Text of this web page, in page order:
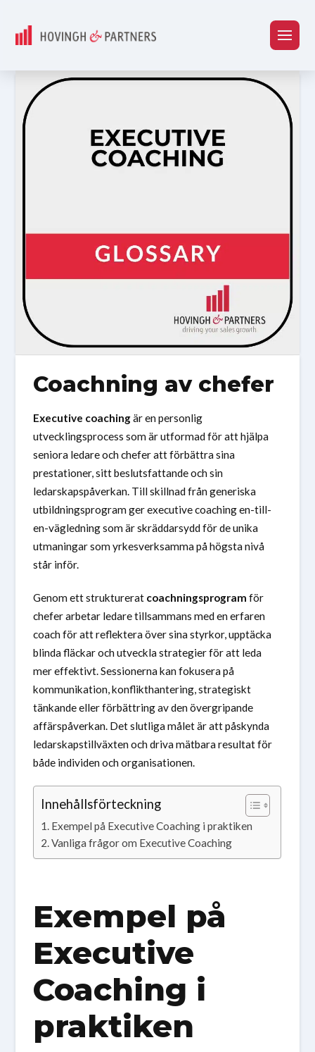
Coachning av chefer
Executive coachingär en personlig
utvecklingsprocess som är utformad för att hjälpa
seniora ledare och chefer att förbättra sina
prestationer, sitt beslutsfattande och sin
ledarskapspåverkan. Till skillnad från generiska
utbildningsprogram ger executive coaching en-till-
en-vägledning som är skräddarsydd för de unika
utmaningar som yrkesverksamma på högsta nivå
står inför.
Genom ett strukturerat coachningsprogram för
chefer arbetar ledare tillsammans med en erfaren
coach för att reflektera över sina styrkor, upptäcka
blinda fläckar och utveckla strategier för att leda
mer effektivt. Sessionerna kan fokusera på
kommunikation, konflikthantering, strategiskt
tänkande eller förbättring av den övergripande
affärspåverkan. Det slutliga målet är att påskynda
ledarskapstillväxten och driva mätbara resultat för
både individen och organisationen.
Innehållsförteckning
Exempel på Executive Coaching i praktiken
Vanliga frågor om Executive Coaching
Exempel på
Executive
Coaching i
praktiken